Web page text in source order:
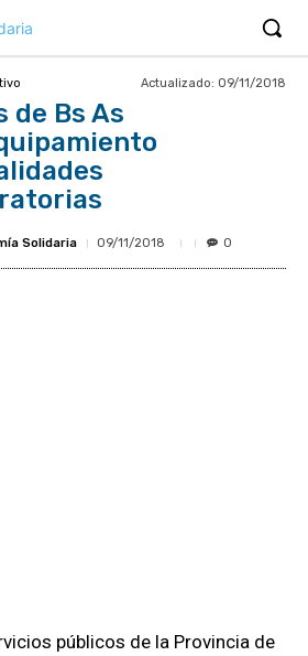
Actualizado: 09/11/2018
de Bs As
Solidaria 09/11/2018 0
públicos de la Provincia de